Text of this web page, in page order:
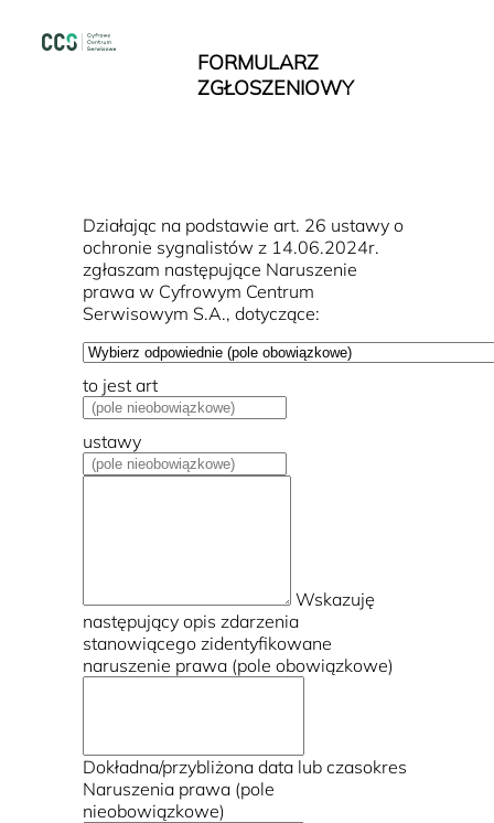
FORMULARZ
ZGŁOSZENIOWY
Działając na podstawie art. 26 ustawy o
ochronie sygnalistów z 14.06.2024r.
zgłaszam następujące Naruszenie
prawa w Cyfrowym Centrum
Serwisowym S.A., dotyczące:
to jest art
ustawy
Wskazuję
następujący opis zdarzenia
stanowiącego zidentyfikowane
naruszenie prawa (pole obowiązkowe)
Dokładna/przybliżona data lub czasokres
Naruszenia prawa (pole
nieobowiązkowe)